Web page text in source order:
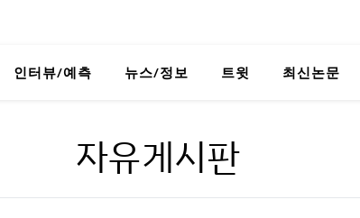
인터뷰/예측 뉴스/정보 트윗 최신논문
자유게시판